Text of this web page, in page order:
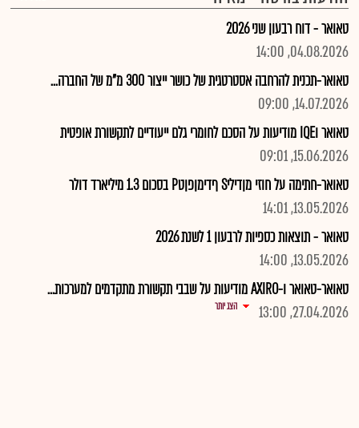
טאואר - דוח רבעון שני 2026
04.08.2026, 14:00
טאואר-תכנית להרחבה אסטרטגית של כושר ייצור 300 מ"מ של החברה...
14.07.2026, 09:00
טאואר וIQE מודיעות על הסכם לחומרי גלם ייעודיים לתקשורת אופטית
15.06.2026, 09:01
טאואר-חתימה על חוזי מןדיליS ףדימןפןטP בסכום 1.3 מיליארד דולר
13.05.2026, 14:01
טאואר - תוצאות כספיות לרבעון 1 לשנת 2026
13.05.2026, 14:00
טאואר-טאואר ו-AXIRO מודיעות על שבבי תקשורת מתקדמים למערכות...
27.04.2026, 13:00
הצג יותר